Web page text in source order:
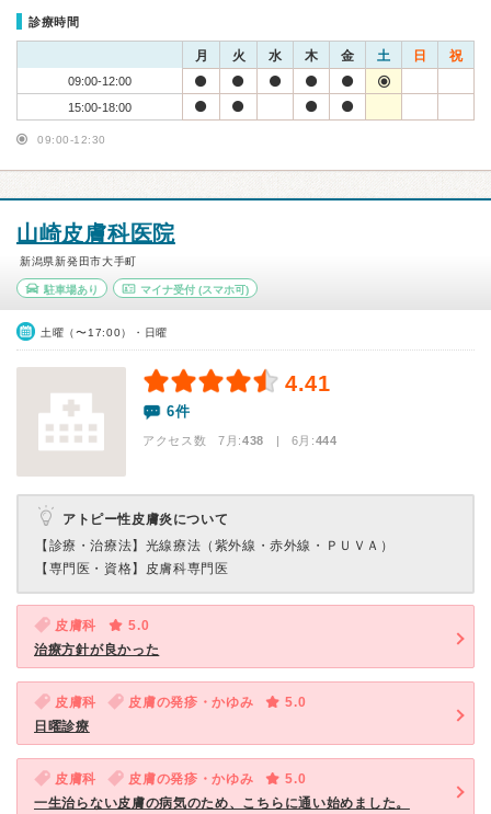
診療時間
月 火 水 木 金 土 日 祝
09:00-12:00
15:00-18:00
09:00-12:30
山崎皮膚科医院
新潟県新発田市大手町
駐車場あり マイナ受付(スマホ可)
土曜（〜17:00）・日曜
4.41
6件
アクセス数 7月:438 | 6月:444
アトピー性皮膚炎について
【診療・治療法】 光線療法（紫外線・赤外線・ＰＵＶＡ）
【専門医・資格】 皮膚科専門医
皮膚科
5.0
治療方針が良かった
皮膚科 皮膚の発疹・かゆみ
5.0
日曜診療
皮膚科 皮膚の発疹・かゆみ
5.0
一生治らない皮膚の病気のため、こちらに通い始めました。